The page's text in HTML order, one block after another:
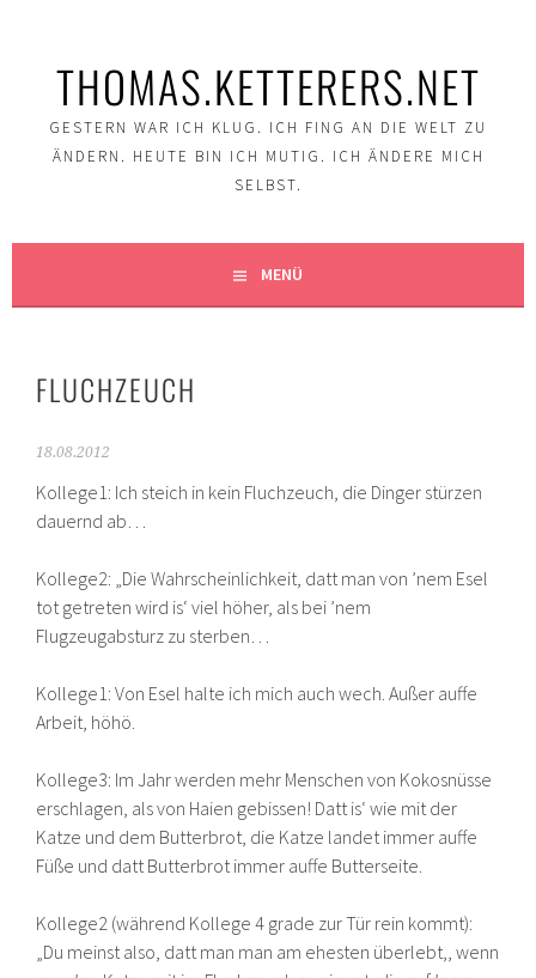
THOMAS.KETTERERS.NET
GESTERN WAR ICH KLUG. ICH FING AN DIE WELT ZU
ÄNDERN. HEUTE BIN ICH MUTIG. ICH ÄNDERE MICH
SELBST.
MENÜ
FLUCHZEUCH
18.08.2012
Kollege1: Ich steich in kein Fluchzeuch, die Dinger stürzen
dauernd ab…
Kollege2: „Die Wahrscheinlichkeit, datt man von ’nem Esel
tot getreten wird is‘ viel höher, als bei ’nem
Flugzeugabsturz zu sterben…
Kollege1: Von Esel halte ich mich auch wech. Außer auffe
Arbeit, höhö.
Kollege3: Im Jahr werden mehr Menschen von Kokosnüsse
erschlagen, als von Haien gebissen! Datt is‘ wie mit der
Katze und dem Butterbrot, die Katze landet immer auffe
Füße und datt Butterbrot immer auffe Butterseite.
Kollege2 (während Kollege 4 grade zur Tür rein kommt):
„Du meinst also, datt man man am ehesten überlebt,, wenn